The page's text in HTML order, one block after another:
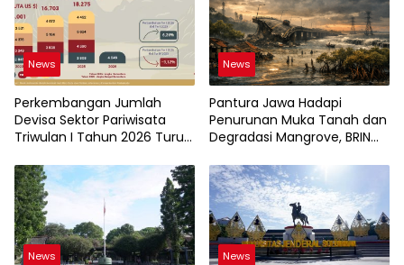
News
Perkembangan Jumlah
Devisa Sektor Pariwisata
Triwulan I Tahun 2026 Turun
News
Pantura Jawa Hadapi
Penurunan Muka Tanah dan
Degradasi Mangrove, BRIN
Teknologi Geospasial
News News